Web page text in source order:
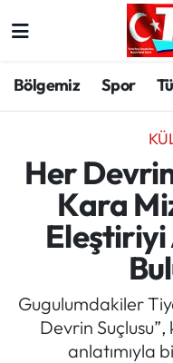
Bölgemiz Spor
Her
Kara
Eleştiriyi
Gugulumdakiler
Devrin Suçlusu”,
anlatımıyla
Spor
Türkiye
Kültür/Sanat
Politika
Politik Kulis
Dünya
Trabzon Hava
Trabzon Trafik
Süper Lig Puan
Tüm Manşetler
Son Dakika
Haber Arşivi